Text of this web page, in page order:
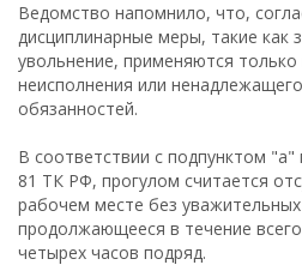
Ведомство напомнило, что,
дисциплинарные меры, такие как
увольнение, применяются только
неисполнения или
обязанностей.
В соответствии с подпунктом "а"
81 ТК РФ, прогулом считается
рабочем месте без
продолжающееся в течение
четырех часов подряд.